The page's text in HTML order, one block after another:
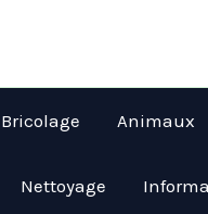
Bricolage Animaux
Nettoyage